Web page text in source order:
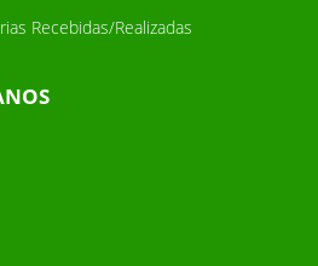
Recebidas/Realizadas